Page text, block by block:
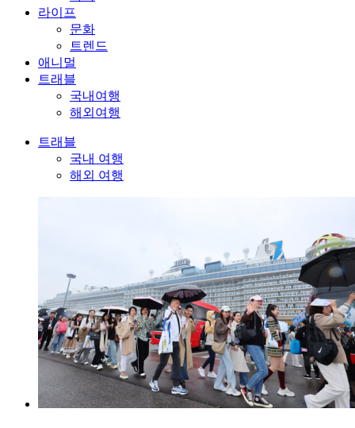
라이프
문화
트렌드
애니멀
트래블
국내여행
해외여행
트래블
국내 여행
해외 여행